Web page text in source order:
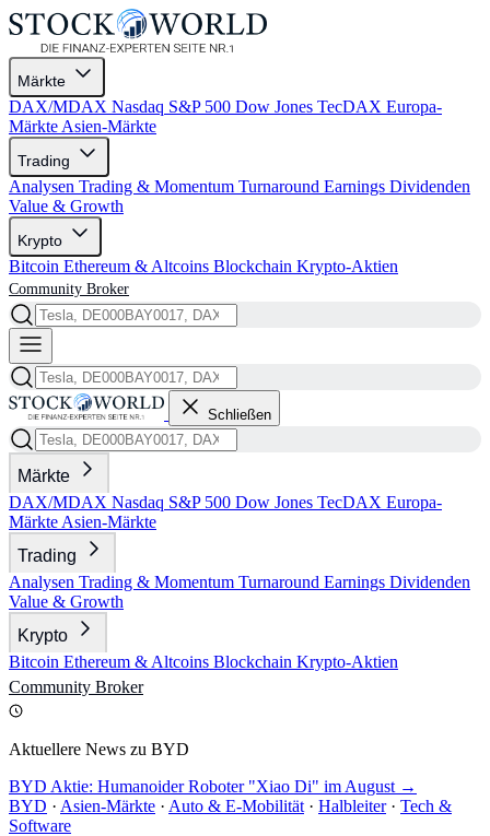
Märkte
DAX/MDAX Nasdaq S&P 500 Dow Jones TecDAX Europa-
Märkte Asien-Märkte
Trading
Analysen Trading & Momentum Turnaround Earnings Dividenden
Value & Growth
Krypto
Bitcoin Ethereum & Altcoins Blockchain Krypto-Aktien
Community Broker
Schließen
Märkte
DAX/MDAX Nasdaq S&P 500 Dow Jones TecDAX Europa-
Märkte Asien-Märkte
Trading
Analysen Trading & Momentum Turnaround Earnings Dividenden
Value & Growth
Krypto
Bitcoin Ethereum & Altcoins Blockchain Krypto-Aktien
Community Broker
Aktuellere News zu BYD
BYD Aktie: Humanoider Roboter "Xiao Di" im August →
BYD · Asien-Märkte · Auto & E-Mobilität · Halbleiter · Tech &
Software